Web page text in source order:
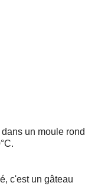
un moule rond
c'est un gâteau